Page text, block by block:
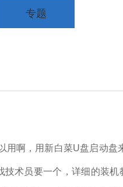
专题
用啊，用新白菜U盘启动盘
技术员要一个，详细的装